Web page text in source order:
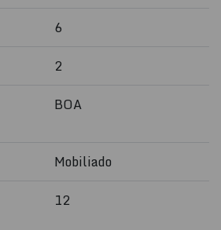
6
2
BOA
Mobiliado
12